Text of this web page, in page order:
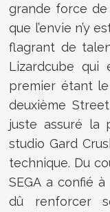
grande force
que l’envie n’y
flagrant de
Lizardcube
premier étant
deuxième
juste assuré la
studio Gard
technique. Du
SEGA a confié
dû renforcer